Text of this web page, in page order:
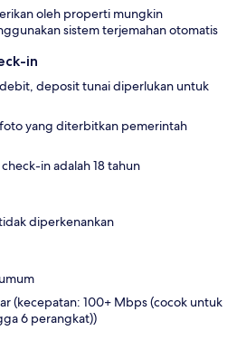
oleh properti mungkin
sistem terjemahan otomatis
in
deposit tunai diperlukan untuk
yang diterbitkan pemerintah
in adalah 18 tahun
diperkenankan
(kecepatan: 100+ Mbps (cocok untuk
6 perangkat))